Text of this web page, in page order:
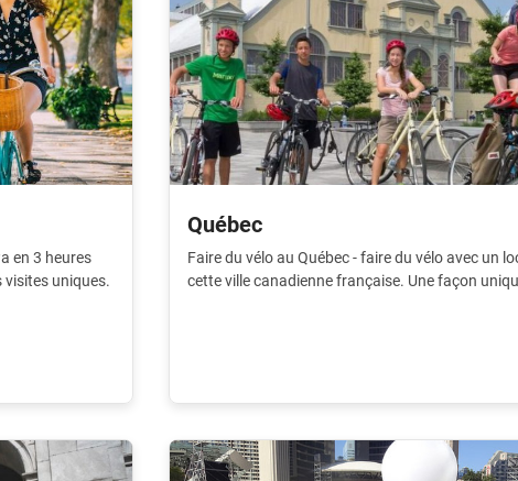
en 3 heures
visites uniques.
Québec
Faire du vélo au Québec - faire du vélo avec un
cette ville canadienne française. Une façon